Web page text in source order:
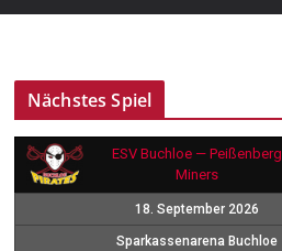
Nächstes Spiel
ESV Buchloe — Peißenberg
Miners
18. September 2026
Sparkassenarena Buchloe